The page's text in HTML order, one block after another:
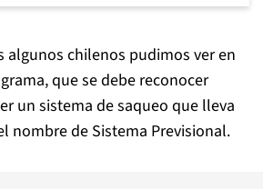
algunos chilenos pudimos ver en
que se debe reconocer
un sistema de saqueo que lleva
nombre de Sistema Previsional.